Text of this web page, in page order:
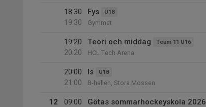
18:30
19:30
Fys U18
Gymmet
19:20
20:20
Teori och middag Team 11 U16
HCL Tech Arena
20:00
21:00
Is U18
B-hallen, Stora Mossen
12
09:00
Götas sommarhockeyskola 2026